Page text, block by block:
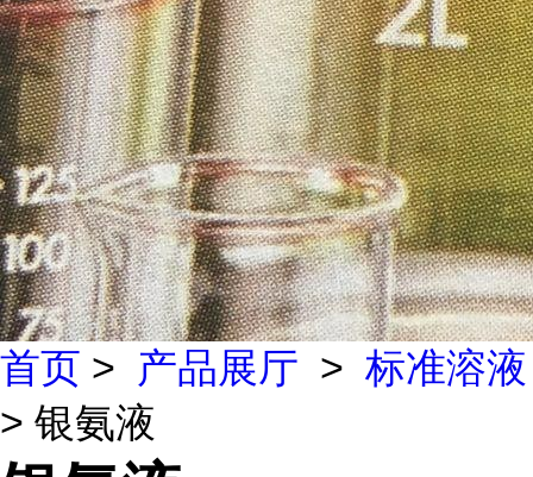
首页 > 产品展厅 > 标准溶液
> 银氨液